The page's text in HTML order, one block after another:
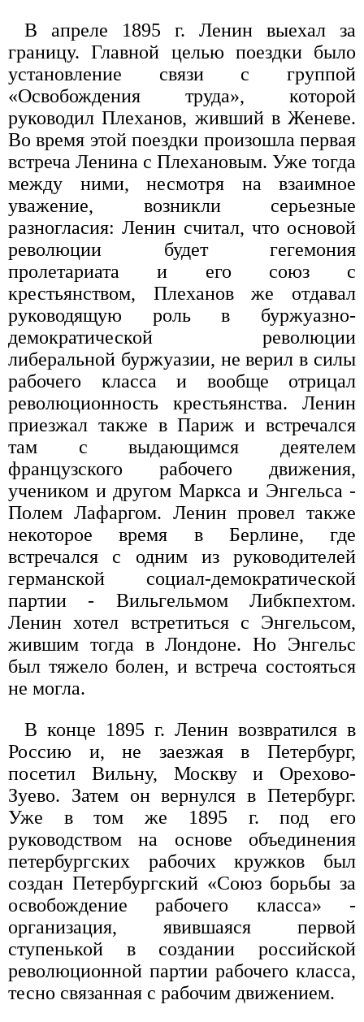
В апреле 1895 г. Ленин выехал за
границу. Главной целью поездки было
установление связи с группой
«Освобождения труда», которой
руководил Плеханов, живший в Женеве.
Во время этой поездки произошла первая
встреча Ленина с Плехановым. Уже тогда
между ними, несмотря на взаимное
уважение, возникли серьезные
разногласия: Ленин считал, что основой
революции будет гегемония
пролетариата и его союз с
крестьянством, Плеханов же отдавал
руководящую роль в буржуазно-
демократической революции
либеральной буржуазии, не верил в силы
рабочего класса и вообще отрицал
революционность крестьянства. Ленин
приезжал также в Париж и встречался
там с выдающимся деятелем
французского рабочего движения,
учеником и другом Маркса и Энгельса -
Полем Лафаргом. Ленин провел также
некоторое время в Берлине, где
встречался с одним из руководителей
германской социал-демократической
партии - Вильгельмом Либкпехтом.
Ленин хотел встретиться с Энгельсом,
жившим тогда в Лондоне. Но Энгельс
был тяжело болен, и встреча состояться
не могла.
В конце 1895 г. Ленин возвратился в
Россию и, не заезжая в Петербург,
посетил Вильну, Москву и Орехово-
Зуево. Затем он вернулся в Петербург.
Уже в том же 1895 г. под его
руководством на основе объединения
петербургских рабочих кружков был
создан Петербургский «Союз борьбы за
освобождение рабочего класса» -
организация, явившаяся первой
ступенькой в создании российской
революционной партии рабочего класса,
тесно связанная с рабочим движением.